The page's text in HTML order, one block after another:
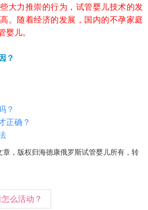
大力推崇的行为，试管婴儿技术的发
。随着经济的发展，国内的不孕家庭
儿。
？
？
正确？
，版权归海德康俄罗斯试管婴儿所有，转
么活动？